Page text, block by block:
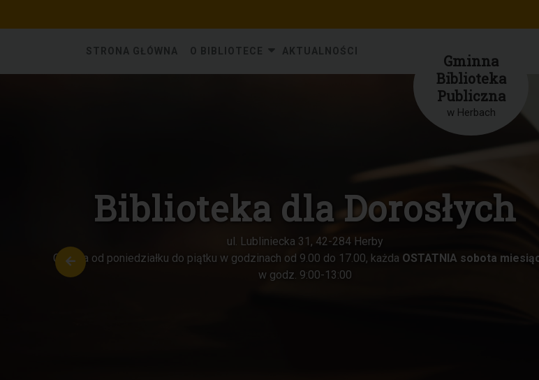
STRONA GŁÓWNA O BIBLIOTECE AKTUALNOŚCI
Gminna
Biblioteka
Publiczna
w Herbach
Oddział dla dzieci w Herbach
ul. Katowicka 6, 42-284 Herby
Czynna od poniedziałku do piątku w godzinach od 8.00 do 15.00